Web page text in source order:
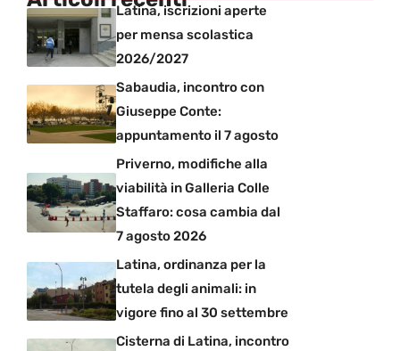
Latina, iscrizioni aperte
per mensa scolastica
2026/2027
Sabaudia, incontro con
Giuseppe Conte:
appuntamento il 7 agosto
Priverno, modifiche alla
viabilità in Galleria Colle
Staffaro: cosa cambia dal
7 agosto 2026
Latina, ordinanza per la
tutela degli animali: in
vigore fino al 30 settembre
Cisterna di Latina, incontro